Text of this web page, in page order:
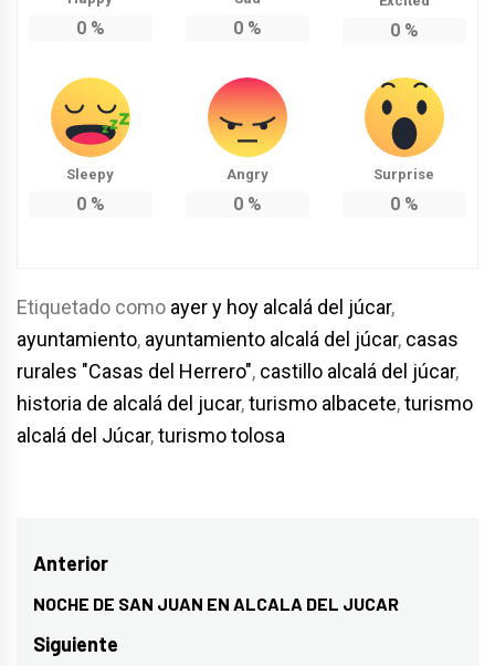
0% 0% 0%
Sleepy
0%
Angry
0%
Surprise
0%
Etiquetado como ayer y hoy alcalá del júcar,
ayuntamiento, ayuntamiento alcalá del júcar, casas
rurales "Casas del Herrero", castillo alcalá del júcar,
historia de alcalá del jucar,turismo albacete,turismo
alcalá del Júcar,turismo tolosa
Navegación
de
entradas
Anterior
Entrada
anterior:
NOCHE DE SAN JUAN EN ALCALA DEL JUCAR
Siguiente